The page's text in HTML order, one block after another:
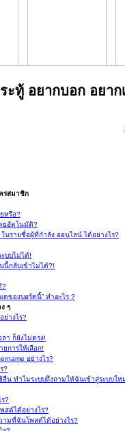
ะทู้ อยากบอก อยาก
รสมาชิก
หรือ?
ยอัตโนมัติ?
นรายชื่อผู้ที่กำลัง ออนไลน์ ได้อย่างไร?
บบไม่ได้!
นี้กลับเข้าไม่ได้?!
?
ของบอร์ดนี้” ทำอะไร ?
ๆ
ย่างไร?
ลา ก็ยังไม่ตรง!
การให้เลือก!
อย่างไร?
?
อื่น ทำไมระบบถึงถามให้ฉันเข้าสู่ระบบให
?
สต์ได้อย่างไร?
ามที่ฉันโพสต์ได้อย่างไร?